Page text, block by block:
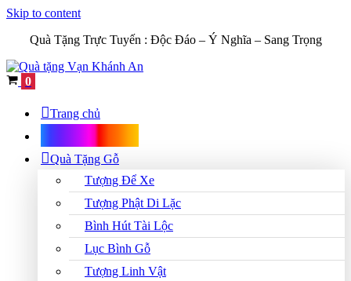
Skip to content
Quà Tặng Trực Tuyến : Độc Đáo – Ý Nghĩa – Sang Trọng
Cart
0
Trang chủ
Quà Tặng Gỗ
Tượng Để Xe
Tượng Phật Di Lặc
Bình Hút Tài Lộc
Lục Bình Gỗ
Tượng Linh Vật